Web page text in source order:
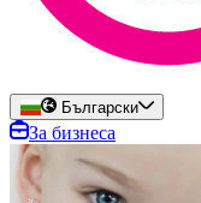
Български
За бизнеса